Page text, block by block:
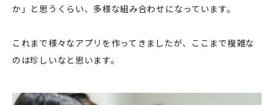
か」と思うくらい、多様な組み合わせになっています。
これまで様々なアプリを作ってきましたが、ここまで複雑な
のは珍しいなと思います。